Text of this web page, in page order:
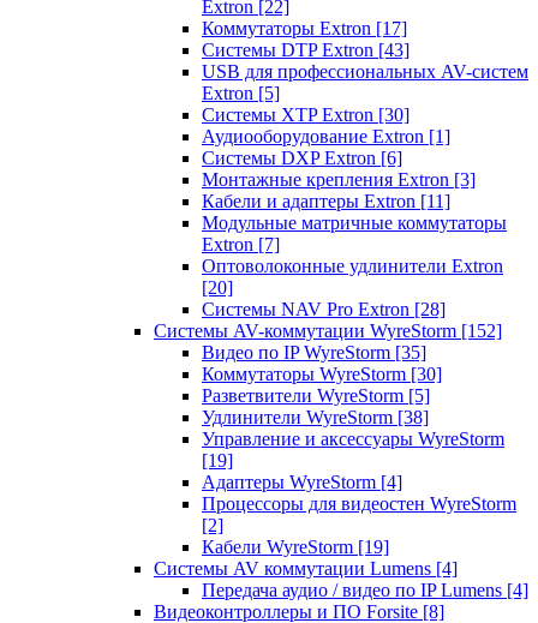
Extron [22]
Коммутаторы Extron [17]
Системы DTP Extron [43]
USB для профессиональных AV-систем
Extron [5]
Системы XTP Extron [30]
Аудиооборудование Extron [1]
Системы DXP Extron [6]
Монтажные крепления Extron [3]
Кабели и адаптеры Extron [11]
Модульные матричные коммутаторы
Extron [7]
Оптоволоконные удлинители Extron
[20]
Системы NAV Pro Extron [28]
Системы AV-коммутации WyreStorm [152]
Видео по IP WyreStorm [35]
Коммутаторы WyreStorm [30]
Разветвители WyreStorm [5]
Удлинители WyreStorm [38]
Управление и аксессуары WyreStorm
[19]
Адаптеры WyreStorm [4]
Процессоры для видеостен WyreStorm
[2]
Кабели WyreStorm [19]
Системы AV коммутации Lumens [4]
Передача аудио / видео по IP Lumens [4]
Видеоконтроллеры и ПО Forsite [8]